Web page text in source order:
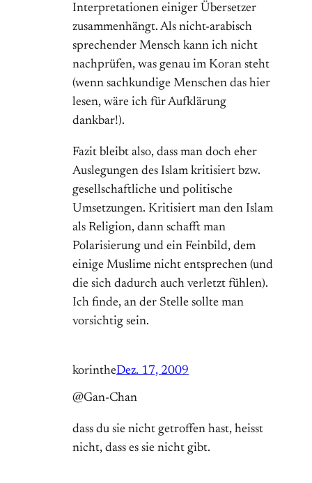
Interpretationen einiger Übersetzer
zusammenhängt. Als nicht-arabisch
sprechender Mensch kann ich nicht
nachprüfen, was genau im Koran steht
(wenn sachkundige Menschen das hier
lesen, wäre ich für Aufklärung
dankbar!).
Fazit bleibt also, dass man doch eher
Auslegungen des Islam kritisiert bzw.
gesellschaftliche und politische
Umsetzungen. Kritisiert man den Islam
als Religion, dann schafft man
Polarisierung und ein Feinbild, dem
einige Muslime nicht entsprechen (und
die sich dadurch auch verletzt fühlen).
Ich finde, an der Stelle sollte man
vorsichtig sein.
korintheDez. 17, 2009
@Gan-Chan
dass du sie nicht getroffen hast, heisst
nicht, dass es sie nicht gibt.